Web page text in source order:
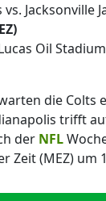
Jacksonville
Oil Stadium
die Colts
trifft
der NFL
Zeit (MEZ) um